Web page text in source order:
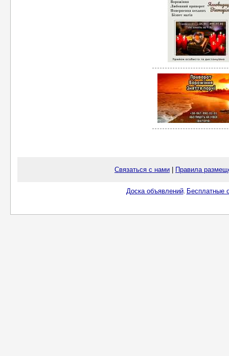
Связаться с нами Правила
Доска объявлений. Бесплатные